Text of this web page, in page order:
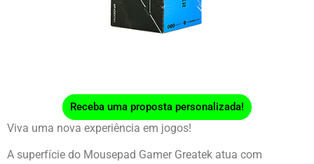
Receba uma proposta personalizada!
Viva uma nova experiência em jogos!
A superfície do Mousepad Gamer Greatek atua com